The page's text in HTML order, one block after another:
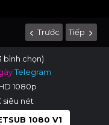
Trước Tiếp
bình chọn)
Telegram
1080p
siêu nét
1080 V1